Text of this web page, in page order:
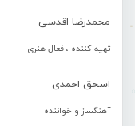
محمدرضا اقدسی
تهیه کننده ، فعال هنری
اسحق احمدی
آهنگساز و خواننده